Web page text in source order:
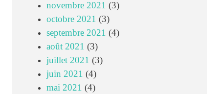
novembre 2021 (3)
octobre 2021 (3)
septembre 2021 (4)
août 2021 (3)
juillet 2021 (3)
juin 2021 (4)
mai 2021 (4)